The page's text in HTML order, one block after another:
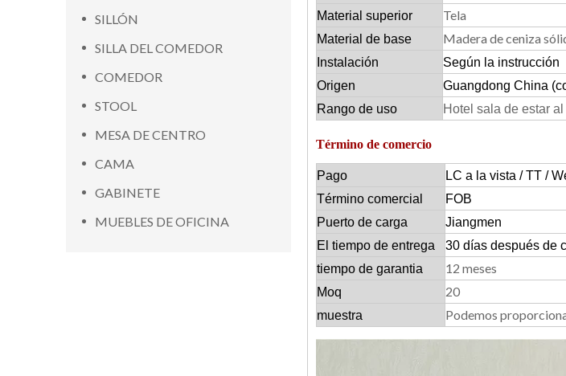
SILLÓN
SILLA DEL COMEDOR
COMEDOR
STOOL
MESA DE CENTRO
CAMA
GABINETE
MUEBLES DE OFICINA
Material superior Tela
Material de base Madera de ceniza
Instalación
Según la instrucción
Origen
Guangdong China
Rango de uso
Hotel sala de estar
Término de comercio
Pago
LC a la vista / TT /
Término comercial
FOB
Puerto de carga
Jiangmen
El tiempo de entrega
30 días después de
tiempo de garantia
12 meses
Moq 20
muestra Podemos